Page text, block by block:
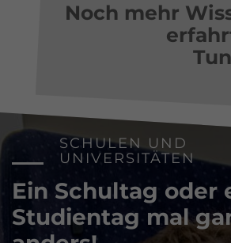
Noch mehr
SCHULEN UND
UNIVERSITÄTEN
Ein Schultag oder
Studientag mal